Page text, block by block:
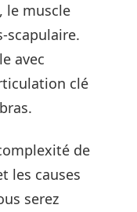
le muscle
scapulaire.
avec
clé
de
les causes
serez